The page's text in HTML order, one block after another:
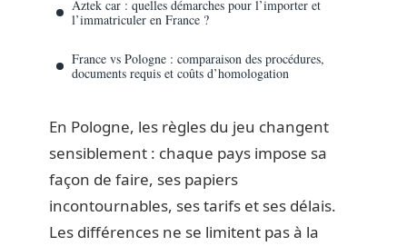
Aztek car : quelles démarches pour l’importer et
l’immatriculer en France ?
France vs Pologne : comparaison des procédures,
documents requis et coûts d’homologation
En Pologne, les règles du jeu changent
sensiblement : chaque pays impose sa
façon de faire, ses papiers
incontournables, ses tarifs et ses délais.
Les différences ne se limitent pas à la